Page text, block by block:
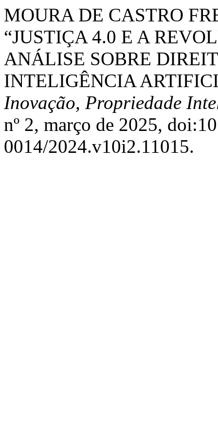
MOURA DE CASTRO
“JUSTIÇA 4.0 E A
ANÁLISE SOBRE
INTELIGÊNCIA
Inovação, Propriedade
nº 2, março de 2025,
0014/2024.v10i2.11015.